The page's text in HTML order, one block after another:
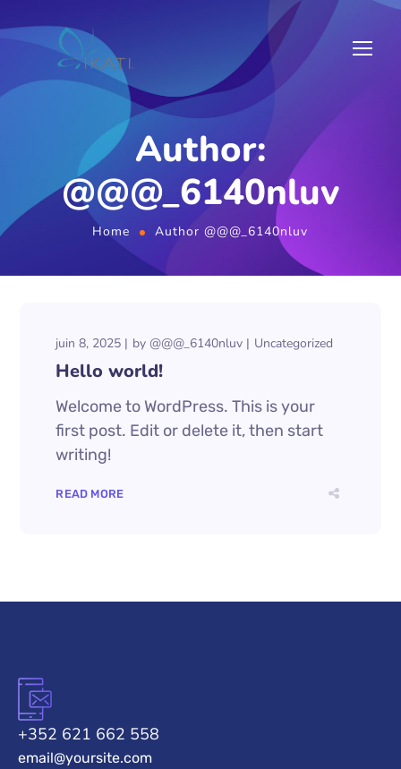
Author:
@@@_6140nluv
Home Author @@@_6140nluv
juin 8, 2025 by @@@_6140nluv Uncategorized
Hello world!
Welcome to WordPress. This is your
first post. Edit or delete it, then start
writing!
READ MORE
+352 621 662 558
email@yoursite.com